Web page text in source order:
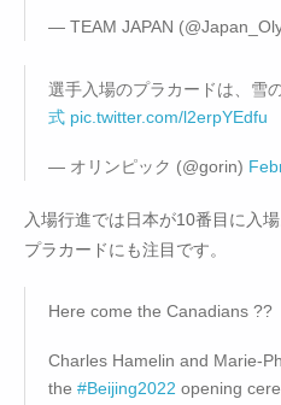
— TEAM JAPAN
選手入場のプラカードは、雪
式 pic.twitter.com/l2erpYEdfu
— オリンピック (@gorin)
入場行進では日本が10番目に入場
プラカードにも注目です。
Here come the Canadians ??
Charles Hamelin and Marie-
the #Beijing2022 opening